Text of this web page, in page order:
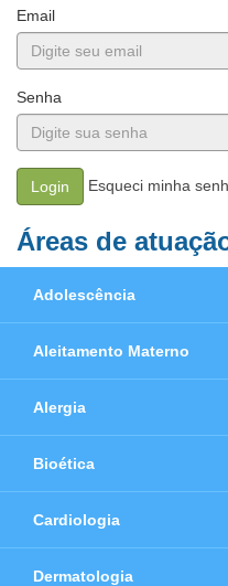
Email
Senha
Login Esqueci minha
Áreas de
Adolescência
Aleitamento Materno
Alergia
Bioética
Cardiologia
Dermatologia